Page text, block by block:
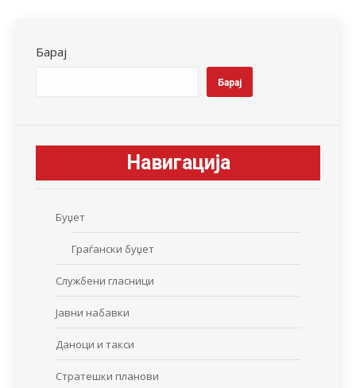
Барај
Барај
Навигација
Буџет
Граѓански буџет
Службени гласници
Јавни набавки
Даноци и такси
Стратешки планови